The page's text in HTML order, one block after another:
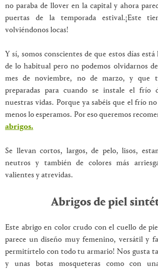
no paraba de llover en la capital y ahora
puertas de la temporada estival.¡Este
volviéndonos locas!
Y sí, somos conscientes de que estos días
de lo habitual pero no podemos olvidarnos
mes de noviembre, no de marzo, y que
preparadas para cuando se instale el frío
nuestras vidas. Porque ya sabéis que el frío
menos lo esperamos. Por eso queremos
abrigos.
Se llevan cortos, largos, de pelo, lisos,
neutros y también de colores más
valientes y atrevidas.
Abrigos de piel
Este abrigo en color crudo con el cuello de
parece un diseño muy femenino, versátil y
permitírtelo con todo tu armario! Nos gusta
y unas botas mosqueteras como con